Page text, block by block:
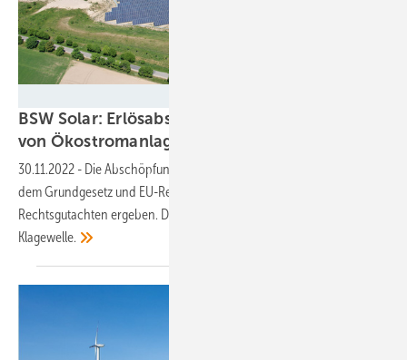
BSW Solar: Erlösabschöpfung von Betreibern
von Ökostromanlagen ist
30.11.2022 - Die Abschöpfung fiktiver Erlöse aus Solaranlagen ist mit
dem Grundgesetz und EU-Recht nicht vereinbar. Das hat ein
Rechtsgutachten ergeben. Der BSW Solar warnt vor einer
Klagewelle.